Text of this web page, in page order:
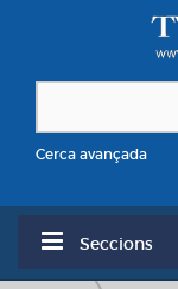
Cerca avançada
Seccions